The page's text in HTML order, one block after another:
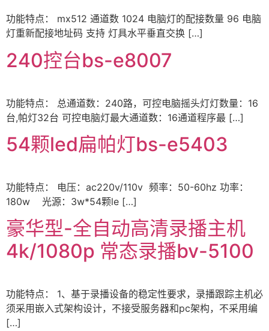
功能特点： mx512 通道数 1024 电脑灯的配接数量 96 电脑
灯重新配接地址码 支持 灯具水平垂直交换 […]
240控台bs-e8007
功能特点： 总通道数：240路，可控电脑摇头灯灯数量：16
台,帕灯32台 可控电脑灯最大通道数：16通道程序最 […]
54颗led扁帕灯bs-e5403
功能特点： 电压：ac220v/110v 频率：50-60hz 功率：
180w 光源：3w*54颗le […]
豪华型-全自动高清录播主机
4k/1080p 常态录播bv-5100
功能特点： 1、基于录播设备的稳定性要求，录播跟踪主机必
须采用嵌入式架构设计，不接受服务器和pc架构，不采用编
[…]